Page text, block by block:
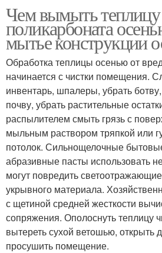
Чем вымыть
поликарбоната
мытье конструкции
Обработка теплицы осенью от
начинается с чистки помещения.
инвентарь, шпалеры, убрать
почву, убрать растительные
распылителем смыть грязь с
мыльным раствором тряпкой или
потолок. Сильнощелочные
абразивные пасты использовать
могут повредить
укрывного материала.
с щетиной средней жесткости
сопряжения. Ополоснуть теплицу
вытереть сухой ветошью, открыть
просушить помещение.